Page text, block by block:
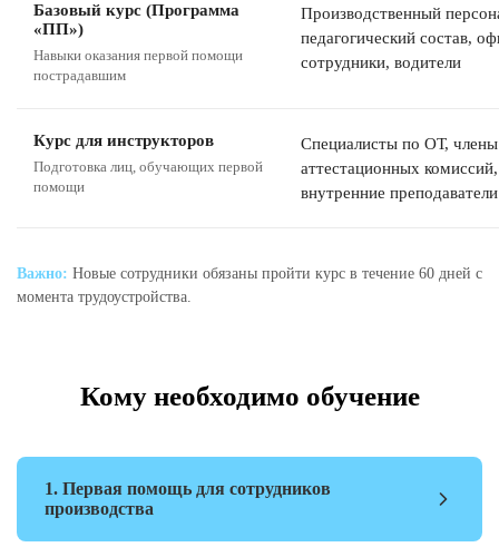
Базовый курс (Программа
«ПП»)
Навыки оказания первой помощи
пострадавшим
Производственный
педагогический состав,
сотрудники, водители
Курс для инструкторов
Подготовка лиц, обучающих первой
помощи
Специалисты по ОТ, члены
аттестационных комиссий,
внутренние преподаватели
Важно: Новые сотрудники обязаны пройти курс в течение 60 дней с
момента трудоустройства.
Кому необходимо обучение
1. Первая помощь для сотрудников
производства